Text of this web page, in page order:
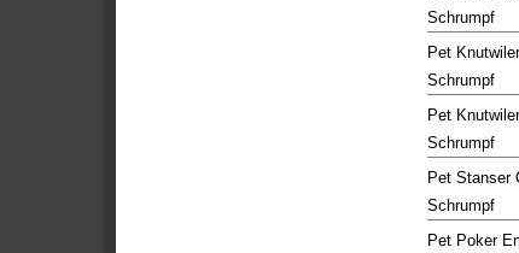
Schrumpf
Pet
Schrumpf
Pet
Schrumpf
Pet Stanser
Schrumpf
Pet Poker